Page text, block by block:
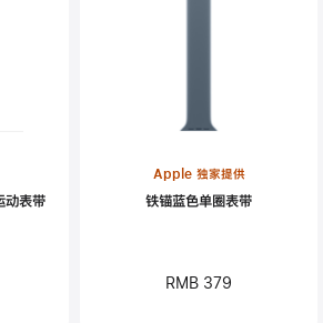
动表带
Apple 独家提供
铁锚蓝色单圈表带
RMB 379